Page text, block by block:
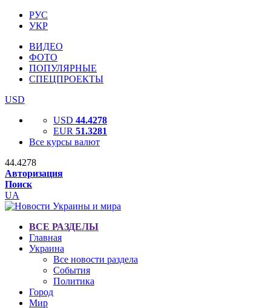
РУС
УКР
ВИДЕО
ФОТО
ПОПУЛЯРНЫЕ
СПЕЦПРОЕКТЫ
USD
USD 44.4278
EUR 51.3281
Все курсы валют
44.4278
Авторизация
Поиск
UA
ВСЕ РАЗДЕЛЫ
Главная
Украина
Все новости раздела
События
Политика
Город
Мир